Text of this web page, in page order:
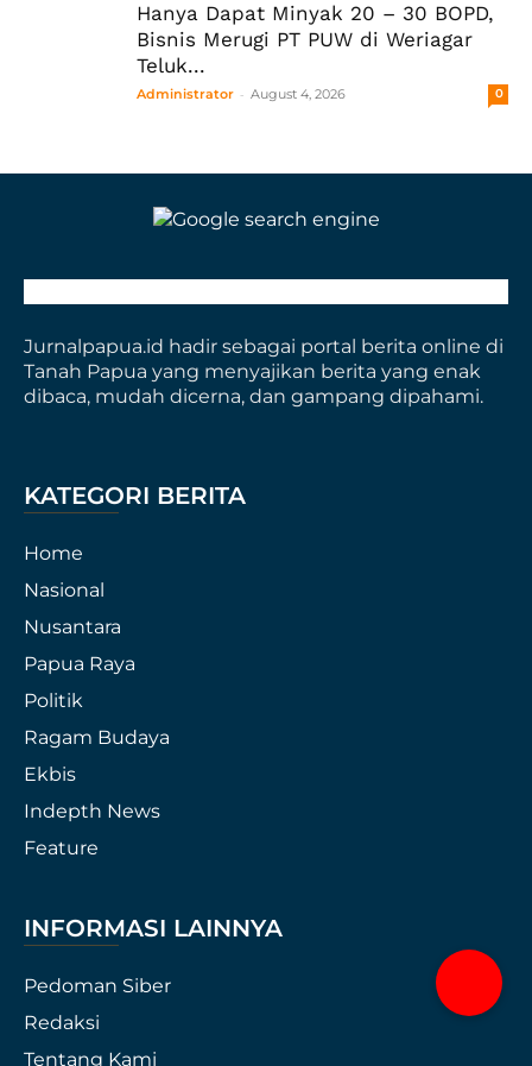
Hanya Dapat Minyak 20 – 30 BOPD,
Bisnis Merugi PT PUW di Weriagar
Teluk...
Administrator - August 4, 2026 0
Jurnalpapua.id hadir sebagai portal berita online di
Tanah Papua yang menyajikan berita yang enak
dibaca, mudah dicerna, dan gampang dipahami.
KATEGORI BERITA
Home
Nasional
Nusantara
Papua Raya
Politik
Ragam Budaya
Ekbis
Indepth News
Feature
INFORMASI LAINNYA
Pedoman Siber
Redaksi
Tentang Kami